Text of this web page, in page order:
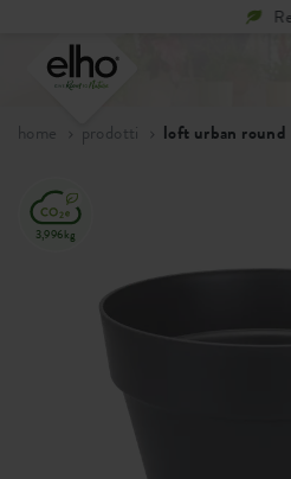
Resi
home prodotti loft urban round
3,996kg